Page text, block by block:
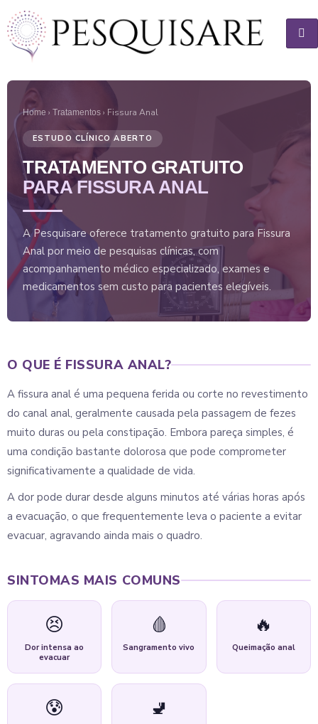
Home › Tratamentos › Fissura Anal
ESTUDO CLÍNICO ABERTO
TRATAMENTO GRATUITO
PARA FISSURA ANAL
A Pesquisare oferece tratamento gratuito para Fissura
Anal por meio de pesquisas clínicas, com
acompanhamento médico especializado, exames e
medicamentos sem custo para pacientes elegíveis.
O QUE É FISSURA ANAL?
A fissura anal é uma pequena ferida ou corte no revestimento
do canal anal, geralmente causada pela passagem de fezes
muito duras ou pela constipação. Embora pareça simples, é
uma condição bastante dolorosa que pode comprometer
significativamente a qualidade de vida.
A dor pode durar desde alguns minutos até várias horas após
a evacuação, o que frequentemente leva o paciente a evitar
evacuar, agravando ainda mais o quadro.
SINTOMAS MAIS COMUNS
😣
Dor intensa ao
evacuar
🩸
Sangramento vivo
🔥
Queimação anal
😰 🚽